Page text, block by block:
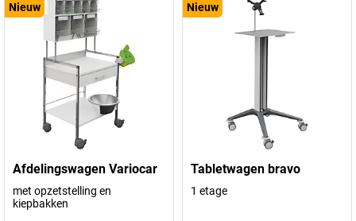
Nieuw
Afdelingswagen Variocar
met opzetstelling en
kiepbakken
Nieuw
Tabletwagen bravo
1 etage